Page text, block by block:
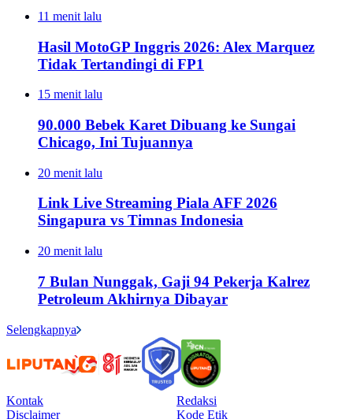
11 menit lalu
Hasil MotoGP Inggris 2026: Alex Marquez
Tidak Tertandingi di FP1
15 menit lalu
90.000 Bebek Karet Dibuang ke Sungai
Chicago, Ini Tujuannya
20 menit lalu
Link Live Streaming Piala AFF 2026
Singapura vs Timnas Indonesia
20 menit lalu
7 Bulan Nunggak, Gaji 94 Pekerja Kalrez
Petroleum Akhirnya Dibayar
Selengkapnya
Kontak
Redaksi
Disclaimer
Kode Etik